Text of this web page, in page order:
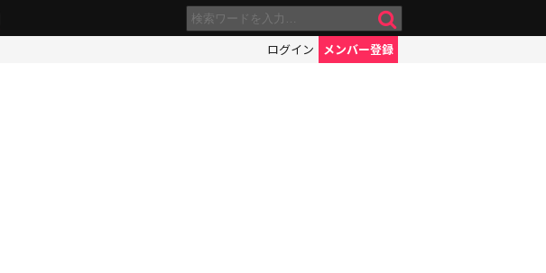
ログイン メンバー登録